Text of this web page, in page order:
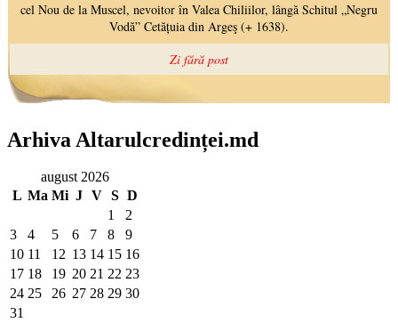
Arhiva Altarulcredinței.md
august 2026
L Ma Mi J V S D
1
2
3
4 5 6 7 8
9
10 11 12 13 14 15 16
17 18 19 20 21 22 23
24 25 26 27 28 29 30
31